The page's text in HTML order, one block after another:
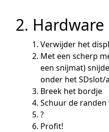
2.
Verwijder het
Met een scherp
een snijmat)
onder het SDslot/
Breek het bordje
Schuur de
?
Profit!